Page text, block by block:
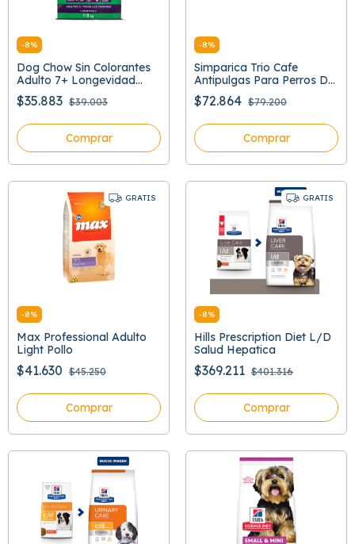
-8%
Dog Chow Sin Colorantes
Adulto 7+ Longevidad
Todos Los Tamaños
$35.883 $39.003
Comprar
-8%
Simparica Trio Cafe
Antipulgas Para Perros De
40 A 60 Kg
$72.864 $79.200
Comprar
GRATIS
-8%
Max Professional Adulto
Light Pollo
$41.630 $45.250
Comprar
GRATIS
-8%
Hills Prescription Diet L/D
Salud Hepatica
$369.211 $401.316
Comprar